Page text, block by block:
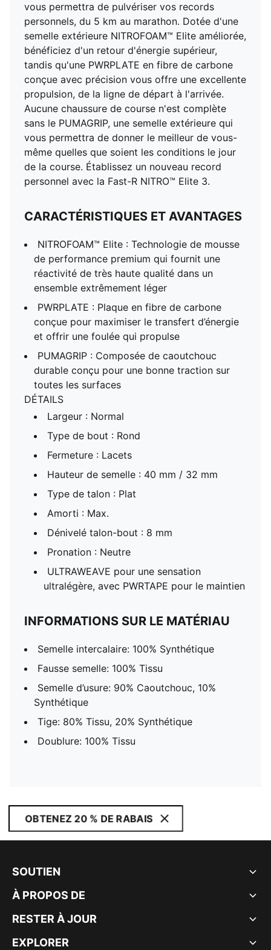
vous permettra de pulvériser vos records
personnels, du 5 km au marathon. Dotée d'une
semelle extérieure NITROFOAM™ Elite améliorée,
bénéficiez d'un retour d'énergie supérieur,
tandis qu'une PWRPLATE en fibre de carbone
conçue avec précision vous offre une excellente
propulsion, de la ligne de départ à l'arrivée.
Aucune chaussure de course n'est complète
sans le PUMAGRIP, une semelle extérieure qui
vous permettra de donner le meilleur de vous-
même quelles que soient les conditions le jour
de la course. Établissez un nouveau record
personnel avec la Fast-R NITRO™ Elite 3.
CARACTÉRISTIQUES ET AVANTAGES
NITROFOAM™ Elite : Technologie de mousse
de performance premium qui fournit une
réactivité de très haute qualité dans un
ensemble extrêmement léger
PWRPLATE : Plaque en fibre de carbone
conçue pour maximiser le transfert d’énergie
et offrir une foulée qui propulse
PUMAGRIP : Composée de caoutchouc
durable conçu pour une bonne traction sur
toutes les surfaces
DÉTAILS
Largeur : Normal
Type de bout : Rond
Fermeture : Lacets
Hauteur de semelle : 40 mm / 32 mm
Type de talon : Plat
Amorti : Max.
Dénivelé talon-bout : 8 mm
Pronation : Neutre
ULTRAWEAVE pour une sensation
ultralégère, avec PWRTAPE pour le maintien
INFORMATIONS SUR LE MATÉRIAU
Semelle intercalaire: 100% Synthétique
Fausse semelle: 100% Tissu
Semelle d’usure: 90% Caoutchouc, 10%
Synthétique
Tige: 80% Tissu, 20% Synthétique
Doublure: 100% Tissu
OBTENEZ 20 % DE RABAIS
SOUTIEN
À PROPOS DE
RESTER À JOUR
EXPLORER